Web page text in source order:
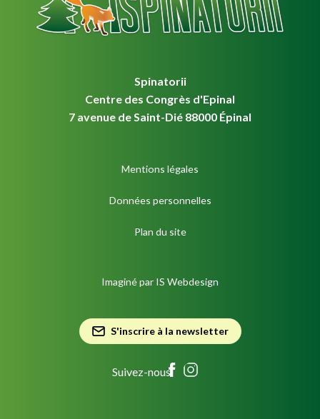
Spinatorii
Centre des Congrès d'Epinal
7 avenue de Saint-Dié 88000 Épinal
Mentions légales
Données personnelles
Plan du site
Imaginé par IS Webdesign
S'inscrire à la newsletter
Suivez-nous